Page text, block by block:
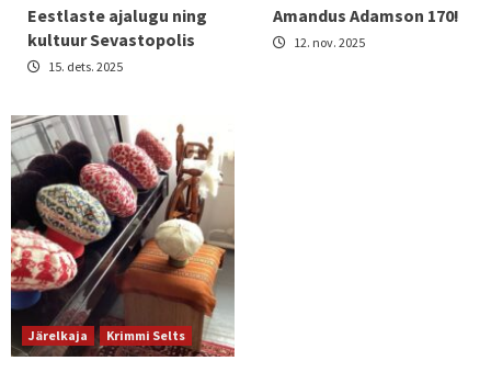
Eestlaste ajalugu ning
kultuur Sevastopolis
15. dets. 2025
Amandus Adamson 170!
12. nov. 2025
Järelkaja Krimmi Selts